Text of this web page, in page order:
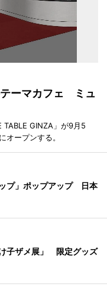
ーマカフェ ミュ
TABLE GINZA」が9月5
オープンする。
プ」ポップアップ 日本
子ザメ展」 限定グッズ